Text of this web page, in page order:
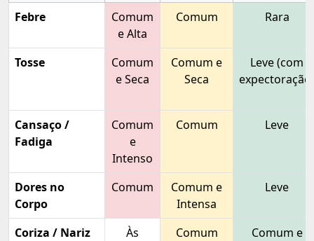
Febre
Comum
e Alta
Comum Rara
Tosse
Comum
e Seca
Comum e
Seca
Leve (com
expectoração)
Cansaço /
Fadiga
Comum
e
Intenso
Comum Leve
Dores no
Corpo
Comum
Comum e
Intensa
Leve
Coriza / Nariz
Às
Comum
Comum e